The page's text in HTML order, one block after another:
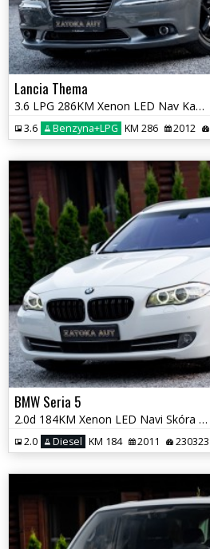
Lancia Thema
3.6 LPG 286KM Xenon LED Nav Kamera Grz. Went Fot Szyber Alpine ACC
3.6 Benzyna+LPG KM 286 2012
BMW Seria 5
2.0d 184KM Xenon LED Navi Skóra Grzane Fot Klima Parktornic Serwis
2.0 Diesel KM 184 2011 230323